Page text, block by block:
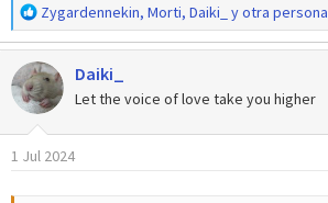
R
e
a
c
c
i
o
n
Zygardennekin, Morti, Daiki_ y otra persona
Daiki_
Let the voice of love take you higher
1 Jul 2024